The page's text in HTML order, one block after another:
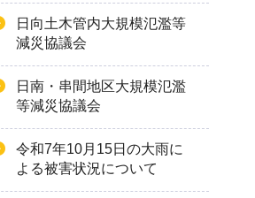
日向土木管内大規模氾濫等
減災協議会
日南・串間地区大規模氾濫
等減災協議会
令和7年10月15日の大雨に
よる被害状況について